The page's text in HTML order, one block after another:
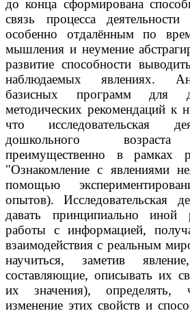
до конца сформирована
связь процесса
особенно отдалённым по
мышления и неумение
развитие способности
наблюдаемых явлениях.
базисных программ для
методических рекомендаций к
что исследовательская
дошкольного возраста
преимущественно в рамках
"Ознакомление с явлениями
помощью
опытов). Исследовательская
давать принципиально иной
работы с информацией,
взаимодействия с реальным
научиться, заметив
составляющие, описывать их
их значения),
изменение этих свойств и